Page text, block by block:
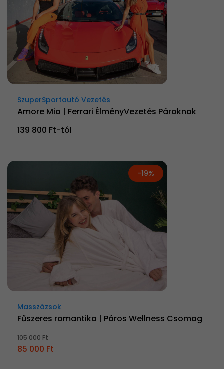
SzuperSportautó Vezetés
Amore Mio | Ferrari ÉlményVezetés Pároknak
139 800 Ft-tól
-19%
Masszázsok
Fűszeres romantika | Páros Wellness Csomag
105 000 Ft
85 000 Ft